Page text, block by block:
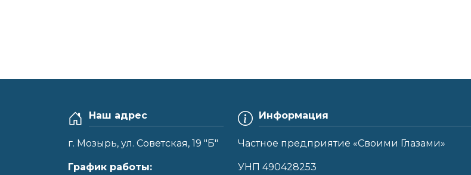
Наш адрес
г. Мозырь, ул. Советская, 19 "Б"
График работы:
Информация
Частное предприятие «Своими Глазами»
УНП 490428253